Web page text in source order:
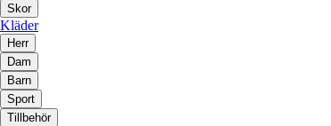
Skor
Kläder
Herr
Dam
Barn
Sport
Tillbehör